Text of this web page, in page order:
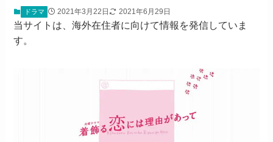
ドラマ 2021年3月22日 2021年6月29日
当サイトは、海外在住者に向けて情報を発信していま
す。